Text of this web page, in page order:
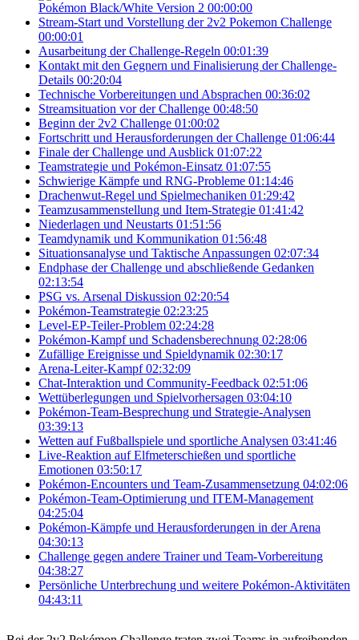
Pokémon Black/White Version 2 00:00:00
Stream-Start und Vorstellung der 2v2 Pokemon Challenge
00:00:01
Ausarbeitung der Challenge-Regeln 00:01:39
Kontakt mit den Gegnern und Finalisierung der Challenge-
Details 00:20:04
Technische Vorbereitungen und Absprachen 00:36:02
Streamsituation vor der Challenge 00:48:50
Beginn der 2v2 Challenge 01:00:02
Fortschritt und Herausforderungen der Challenge 01:06:44
Finale der Challenge und Ausblick 01:07:22
Teamstrategie und Pokémon-Einsatz 01:07:55
Schwierige Kämpfe und RNG-Probleme 01:14:46
Drachenwut-Regel und Spielmechaniken 01:29:42
Teamzusammenstellung und Item-Strategie 01:41:42
Niederlagen und Neustarts 01:51:56
Teamdynamik und Kommunikation 01:56:48
Situationsanalyse und Taktische Anpassungen 02:07:34
Endphase der Challenge und abschließende Gedanken
02:13:54
PSG vs. Arsenal Diskussion 02:20:54
Pokémon-Teamstrategie 02:23:25
Level-EP-Teiler-Problem 02:24:28
Pokémon-Kampf und Schadensberechnung 02:28:06
Zufällige Ereignisse und Spieldynamik 02:30:17
Arena-Leiter-Kampf 02:32:09
Chat-Interaktion und Community-Feedback 02:51:06
Wettüberlegungen und Spielvorhersagen 03:04:10
Pokémon-Team-Besprechung und Strategie-Analysen
03:39:13
Wetten auf Fußballspiele und sportliche Analysen 03:41:46
Live-Reaktion auf Elfmeterschießen und sportliche
Emotionen 03:50:17
Pokémon-Encounters und Team-Zusammensetzung 04:02:06
Pokémon-Team-Optimierung und ITEM-Management
04:25:04
Pokémon-Kämpfe und Herausforderungen in der Arena
04:30:13
Challenge gegen andere Trainer und Team-Vorbereitung
04:38:27
Persönliche Unterbrechung und weitere Pokémon-Aktivitäten
04:43:11